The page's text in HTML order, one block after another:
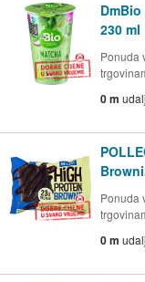
230 ml
Ponuda
0 m
Ponuda
0 m